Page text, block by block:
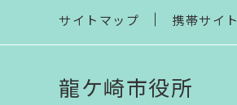
サイトマップ 携帯サイト
龍ケ崎市役所